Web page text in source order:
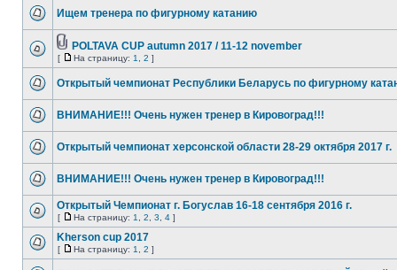
Ищем тренера по фигурному катанию
POLTAVA CUP autumn 2017 / 11-12 november
[ На страницу: 1 2 ]
Открытый чемпионат Республики Беларусь по фигурному
ВНИМАНИЕ!!! Очень нужен тренер в Кировоград!!!
Открытый чемпионат херсонской области 28-29 октября 2017 г.
ВНИМАНИЕ!!! Очень нужен тренер в Кировоград!!!
Открытый Чемпионат г. Богуслав 16-18 сентября 2016 г.
[ На страницу: 1 2 3 4 ]
Kherson cup 2017
[ На страницу: 1 2 ]